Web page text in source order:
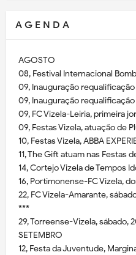
A G E N D A
AGOSTO
08, Festival Internacional
09, Inauguração
09, Inauguração
09, FC Vizela-Leiria, primeira
09, Festas Vizela, atuação de
10, Festas Vizela, ABBA
11, The Gift atuam nas Festas
14, Cortejo Vizela de Tempos
16, Portimonense-FC Vizela,
22, FC Vizela-Amarante,
***
29, Torreense-Vizela, sábado,
SETEMBRO
12, Festa da Juventude,